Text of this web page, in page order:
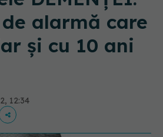
alarmă care
și cu 10 ani
12:34